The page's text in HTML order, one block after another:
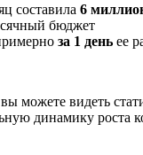
составила 6
бюджет
за 1 день ее
можете видеть
динамику роста